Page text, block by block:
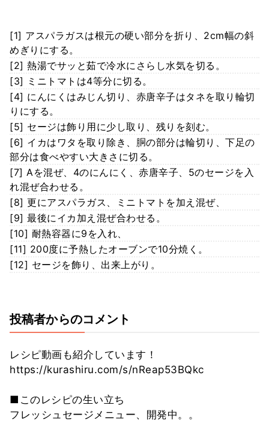
[1] アスパラガスは根元の硬い部分を折り、2cm幅の斜
めぎりにする。
[2] 熱湯でサッと茹で冷水にさらし水気を切る。
[3] ミニトマトは4等分に切る。
[4] にんにくはみじん切り、赤唐辛子はタネを取り輪切
りにする。
[5] セージは飾り用に少し取り、残りを刻む。
[6] イカはワタを取り除き、胴の部分は輪切り、下足の
部分は食べやすい大きさに切る。
[7] Aを混ぜ、4のにんにく、赤唐辛子、5のセージを入
れ混ぜ合わせる。
[8] 更にアスパラガス、ミニトマトを加え混ぜ、
[9] 最後にイカ加え混ぜ合わせる。
[10] 耐熱容器に9を入れ、
[11] 200度に予熱したオーブンで10分焼く。
[12] セージを飾り、出来上がり。
投稿者からのコメント
レシピ動画も紹介しています！
https://kurashiru.com/s/nReap53BQkc
■このレシピの生い立ち
フレッシュセージメニュー、開発中。。